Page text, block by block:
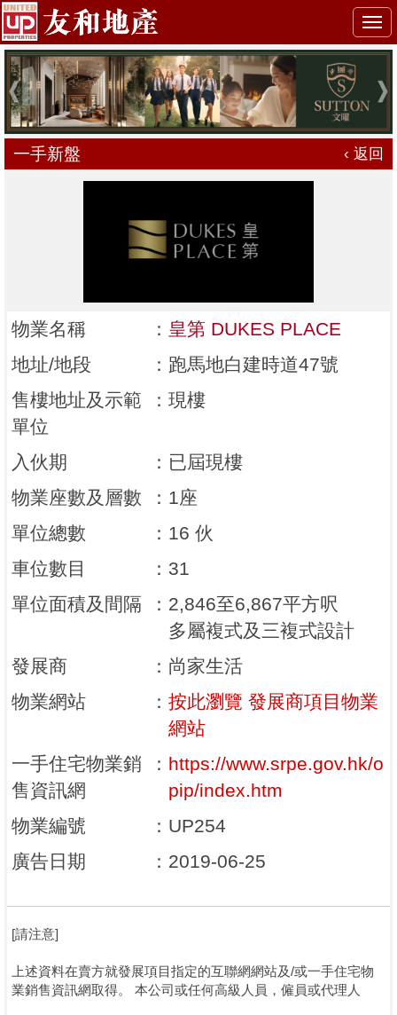
一手新盤 ‹ 返回
物業名稱 ： 皇第 DUKES PLACE
地址/地段
： 跑馬地白建時道47號
售樓地址及示範
單位
： 現樓
入伙期 ： 已屆現樓
物業座數及層數
： 1座
單位總數
： 16 伙
車位數目
： 31
單位面積及間隔
： 2,846至6,867平方呎
多屬複式及三複式設計
發展商
： 尚家生活
物業網站
： 按此瀏覽 發展商項目物業
網站
一手住宅物業銷
售資訊網
： https://www.srpe.gov.hk/o
pip/index.htm
物業編號
： UP254
廣告日期
： 2019-06-25
[請注意]
上述資料在賣方就發展項目指定的互聯網網站及/或一手住宅物
業銷售資訊網取得。 本公司或任何高級人員，僱員或代理人